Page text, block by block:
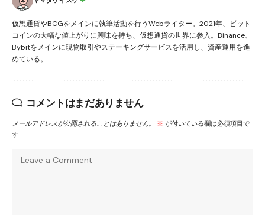
仮想通貨やBCGをメインに執筆活動を行うWebライター。2021年、ビット
コインの大幅な値上がりに興味を持ち、仮想通貨の世界に参入。Binance、
Bybitをメインに現物取引やステーキングサービスを活用し、資産運用を進
めている。
コメントはまだありません
メールアドレスが公開されることはありません。 ※ が付いている欄は必須項目で
す